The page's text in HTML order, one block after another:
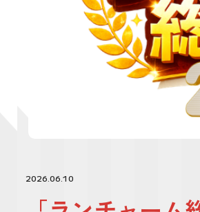
2026.06.10